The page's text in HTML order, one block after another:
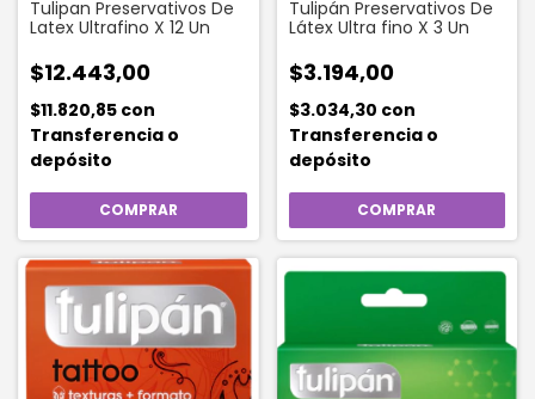
Tulipan Preservativos De
Latex Ultrafino X 12 Un
$12.443,00
$11.820,85 con
Transferencia o
depósito
Tulipán Preservativos De
Látex Ultra fino X 3 Un
$3.194,00
$3.034,30 con
Transferencia o
depósito